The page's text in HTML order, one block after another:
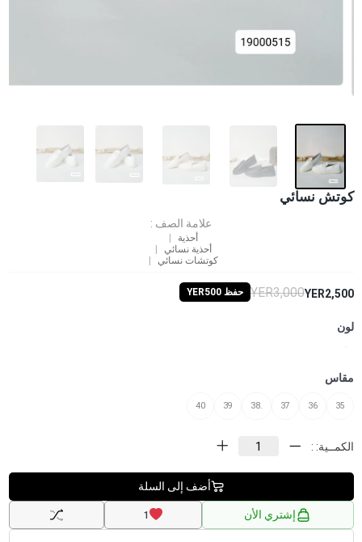
كوتش نسائي
علامة الصف :
أحذية
أحذية نسائي
كوتشات نسائي
YER2,500
YER3,000 حفظ YER500
لون
مقاس
35
36
37
.38
39
40
الكمــية: :
أضف إلى السلة
إشتري الأن 1